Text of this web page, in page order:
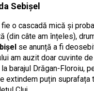
Sebișel
o cascadă mică și
(din câte am înțeles),
se anunță a fi
am auzit doar cuvinte
barajul Drăgan-Floroiu,
extindem puțin suprafața